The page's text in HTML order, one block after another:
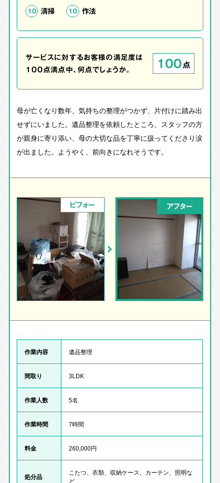
10 清掃 10 作法
サービスに対するお客様の満足度は
100点満点中、何点でしょうか。
100点
母が亡くなり数年、気持ちの整理がつかず、片付けに踏み出
せずにいました。遺品整理を依頼したところ、スタッフの方
が親身に寄り添い、母の大切な品を丁寧に扱ってくださり涙
が出ました。ようやく、前向きになれそうです。
ビフォー アフター
作業内容 遺品整理
間取り 3LDK
作業人数 5名
作業時間 7時間
料金 260,000円
処分品
こたつ、衣類、収納ケース、カーテン、照明な